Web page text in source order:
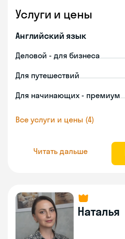
Услуги и цены
Английский язык
Деловой - для бизнеса
Для путешествий
Для начинающих - премиум
Все услуги и цены (4)
Читать дальше
Наталья